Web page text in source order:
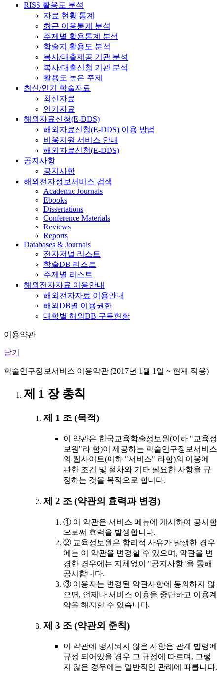
RISS 활용도 분석
자료 현황 통계
최근 이용통계 분석
주제별 활용통계 분석
학술지 활용도 분석
복사/대출제공 기관 분석
복사/대출신청 기관 분석
활용도 높은 주제
최신/인기 학술자료
최신자료
인기자료
해외자료신청(E-DDS)
해외자료신청(E-DDS) 이용 방법
비용지원 서비스 안내
해외자료신청(E-DDS)
공지사항
공지사항
해외전자정보서비스 검색
Academic Journals
Ebooks
Dissertations
Conference Materials
Reviews
Reports
Databases & Journals
전자저널 리스트
학술DB 리스트
주제별 리스트
해외전자자료 이용안내
해외전자자료 이용안내
해외DB별 이용권한
대학별 해외DB 구독현황
이용약관
닫기
학술연구정보서비스 이용약관 (2017년 1월 1일 ~ 현재 적용)
제 1 장 총칙
제 1 조 (목적)
이 약관은 한국교육학술정보원(이하 "교육정
보원"라 함)이 제공하는 학술연구정보서비스
의 웹사이트(이하 "서비스" 라함)의 이용에
관한 조건 및 절차와 기타 필요한 사항을 규
정하는 것을 목적으로 합니다.
제 2 조 (약관의 효력과 변경)
① 이 약관은 서비스 메뉴에 게시하여 공시함
으로써 효력을 발생합니다.
② 교육정보원은 합리적 사유가 발생한 경우
에는 이 약관을 변경할 수 있으며, 약관을 변
경한 경우에는 지체없이 "공지사항"을 통해
공시합니다.
③ 이용자는 변경된 약관사항에 동의하지 않
으면, 언제나 서비스 이용을 중단하고 이용계
약을 해지할 수 있습니다.
제 3 조 (약관외 준칙)
이 약관에 명시되지 않은 사항은 관계 법령에
규정 되어있을 경우 그 규정에 따르며, 그렇
지 않은 경우에는 일반적인 관례에 따릅니다.